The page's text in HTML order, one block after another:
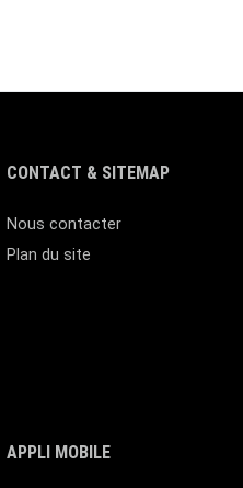
CONTACT & SITEMAP
Nous contacter
Plan du site
APPLI MOBILE